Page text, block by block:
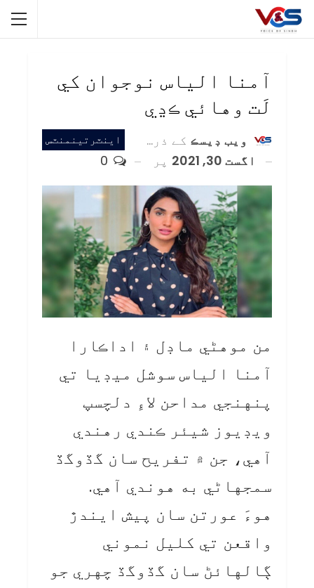
آمنا الياس نوجوان کي
لَت وهائي ڪڍي
اينٽرتينمنٽس ويب ڊيسڪ کے ذریعہ
اگست 30, 2021
پر
من موهڻي ماڊل ۽ اداڪارا
آمنا الياس سوشل ميڊيا تي
پنهنجي مداحن لاءِ دلچسپ
ويڊيوز شيئر ڪندي رهندي
آهي، جن ۾ تفريح سان گڏوگڏ
سمجهاڻي به هوندي آهي.
هوءَ عورتن سان پيش ايندڙ
واقعن تي کليل نموني
ڳالهائڻ سان گڏوگڏ چهري جو